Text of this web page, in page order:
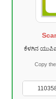
ಕೆಳಗಿನ
Copy